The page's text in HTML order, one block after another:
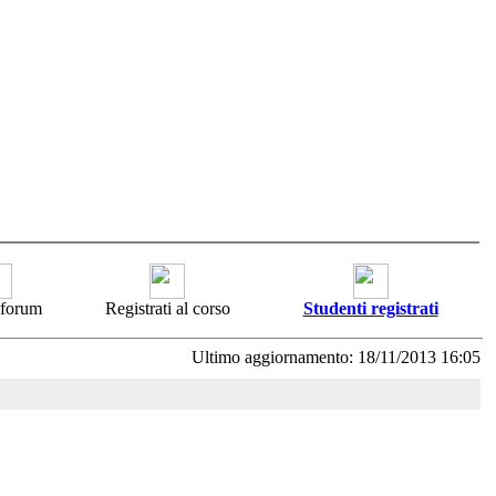
Registrati al corso Studenti registrati
Ultimo aggiornamento: 18/11/2013 16:05